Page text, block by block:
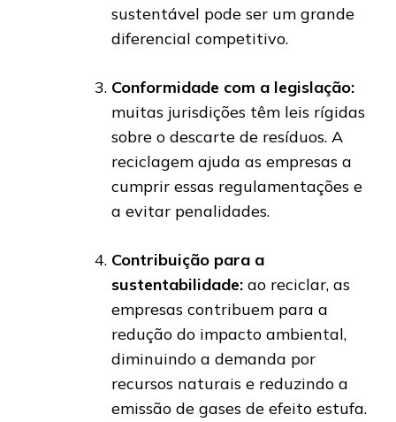
sustentável pode ser um grande
diferencial competitivo.
Conformidade com a legislação:
muitas jurisdições têm leis rígidas
sobre o descarte de resíduos. A
reciclagem ajuda as empresas a
cumprir essas regulamentações e
a evitar penalidades.
Contribuição para a
sustentabilidade: ao reciclar, as
empresas contribuem para a
redução do impacto ambiental,
diminuindo a demanda por
recursos naturais e reduzindo a
emissão de gases de efeito estufa.